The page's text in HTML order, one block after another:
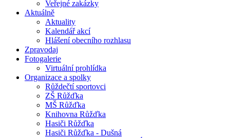
Veřejné zakázky
Aktuálně
Aktuality
Kalendář akcí
Hlášení obecního rozhlasu
Zpravodaj
Fotogalerie
Virtuální prohlídka
Organizace a spolky
Růždečtí sportovci
ZŠ Růžďka
MŠ Růžďka
Knihovna Růžďka
Hasiči Růžďka
Hasiči Růžďka - Dušná